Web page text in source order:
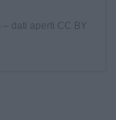
dati aperti CC BY